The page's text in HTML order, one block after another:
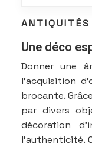
Une déco
Donner une
l’acquisition
brocante.
par divers
décoration
l’authenticité.